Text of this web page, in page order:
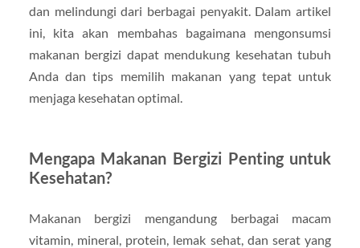
dan melindungi dari berbagai penyakit. Dalam artikel
ini, kita akan membahas bagaimana mengonsumsi
makanan bergizi dapat mendukung kesehatan tubuh
Anda dan tips memilih makanan yang tepat untuk
menjaga kesehatan optimal.
Mengapa Makanan Bergizi Penting untuk
Kesehatan?
Makanan bergizi mengandung berbagai macam
vitamin, mineral, protein, lemak sehat, dan serat yang